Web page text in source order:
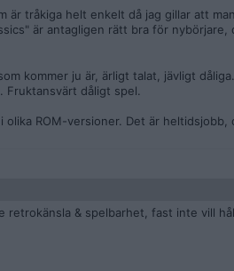
är tråkiga helt enkelt då jag gillar att
är antagligen rätt bra för nybörjare,
kommer ju är, ärligt talat, jävligt
Fruktansvärt dåligt spel.
ROM-versioner. Det är heltidsjobb,
retrokänsla & spelbarhet, fast inte vill